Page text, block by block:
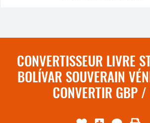
CONVERTISSEUR LIVRE
BOLÍVAR SOUVERAIN
CONVERTIR GBP /